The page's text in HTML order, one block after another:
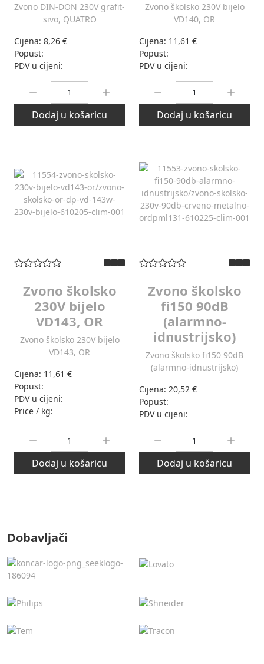
Zvono DIN-DON 230V grafit-
sivo, QUATRO
Cijena: 8,26 €
Popust:
PDV u cijeni:
Dodaj u košaricu
Zvono školsko 230V bijelo
VD140, OR
Cijena: 11,61 €
Popust:
PDV u cijeni:
Dodaj u košaricu
Zvono školsko
230V bijelo
VD143, OR
Zvono školsko 230V bijelo
VD143, OR
Cijena: 11,61 €
Popust:
PDV u cijeni:
Price / kg:
Dodaj u košaricu
Zvono školsko
fi150 90dB
(alarmno-
idnustrijsko)
Zvono školsko fi150 90dB
(alarmno-idnustrijsko)
Cijena: 20,52 €
Popust:
PDV u cijeni:
Dodaj u košaricu
Dobavljači